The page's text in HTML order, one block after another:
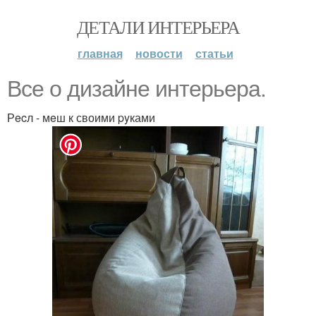
ДЕТАЛИ ИНТЕРЬЕРА
главная новости статьи
Bcе o дизaйнe интерьерa.
Рecл - мeш к своими pyками